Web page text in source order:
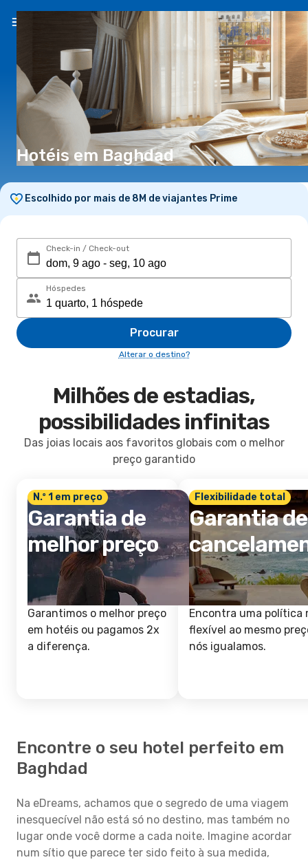
PT(€)
Hotéis em Baghdad
Escolhido por mais de 8M de viajantes Prime
Check-in / Check-out
Hóspedes
Procurar
Alterar o destino?
Milhões de estadias,
possibilidades infinitas
Das joias locais aos favoritos globais com o melhor
preço garantido
N.º 1 em preço
Garantia de
melhor preço
Garantimos o melhor preço
em hotéis ou pagamos 2x
a diferença.
Flexibilidade total
Garantia de
Encontra uma política
flexível ao mesmo
nós igualamos.
Encontre o seu hotel perfeito em
Baghdad
Na eDreams, achamos que o segredo de uma viagem
inesquecível não está só no destino, mas também no
lugar onde você dorme a cada noite. Imagine acordar
num sítio que parece ter sido feito à sua medida,